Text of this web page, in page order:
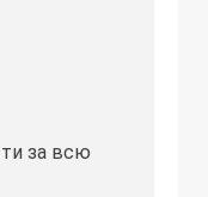
за всю